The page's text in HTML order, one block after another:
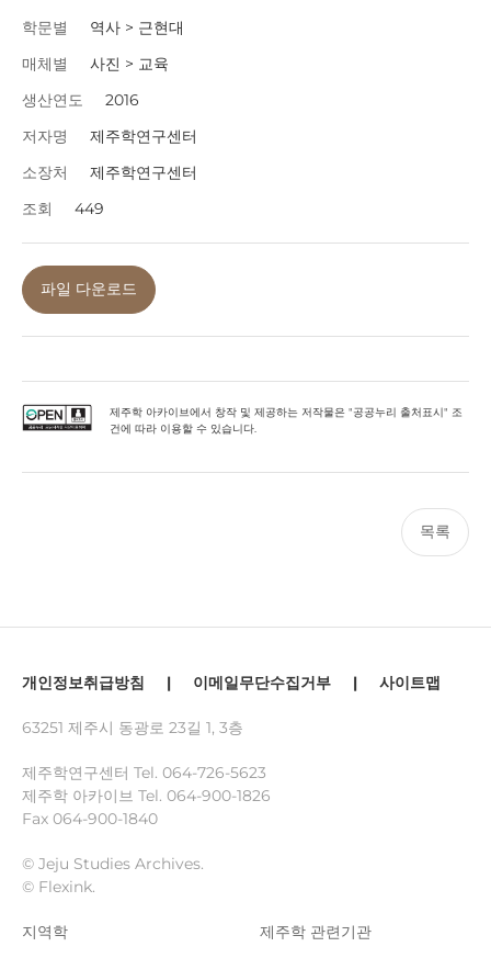
학문별
역사 > 근현대
매체별
사진 > 교육
생산연도
2016
저자명
제주학연구센터
소장처
제주학연구센터
조회
449
파일 다운로드
제주학 아카이브에서 창작 및 제공하는 저작물은 "공공누리 출처표시" 조
건에 따라 이용할 수 있습니다.
목록
개인정보취급방침 | 이메일무단수집거부 | 사이트맵
63251 제주시 동광로 23길 1, 3층
제주학연구센터 Tel. 064-726-5623
제주학 아카이브 Tel. 064-900-1826
Fax 064-900-1840
© Jeju Studies Archives.
© Flexink.
지역학 제주학 관련기관